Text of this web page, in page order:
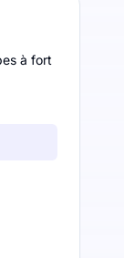
à fort